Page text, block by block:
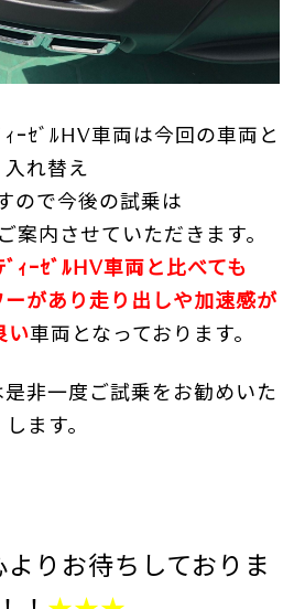
ｰｾﾞﾙHV車両は今回の車両と
入れ替え
ので今後の試乗は
ご案内 させていただきます。
ﾞｨｰｾﾞﾙHV車両と比べても
があり走り出しや加速感が
い車両となっております。
非一度ご試乗をお勧めいた
します。
よりお待ちしておりま